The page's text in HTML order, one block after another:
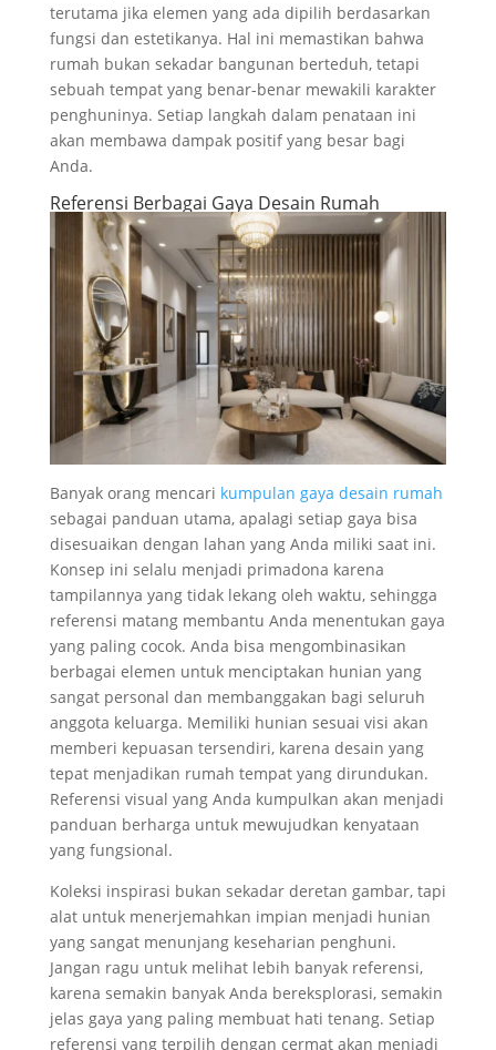
terutama jika elemen yang ada dipilih berdasarkan
fungsi dan estetikanya. Hal ini memastikan bahwa
rumah bukan sekadar bangunan berteduh, tetapi
sebuah tempat yang benar-benar mewakili karakter
penghuninya. Setiap langkah dalam penataan ini
akan membawa dampak positif yang besar bagi
Anda.
Referensi Berbagai Gaya Desain Rumah
Banyak orang mencari kumpulan gaya desain rumah
sebagai panduan utama, apalagi setiap gaya bisa
disesuaikan dengan lahan yang Anda miliki saat ini.
Konsep ini selalu menjadi primadona karena
tampilannya yang tidak lekang oleh waktu, sehingga
referensi matang membantu Anda menentukan gaya
yang paling cocok. Anda bisa mengombinasikan
berbagai elemen untuk menciptakan hunian yang
sangat personal dan membanggakan bagi seluruh
anggota keluarga. Memiliki hunian sesuai visi akan
memberi kepuasan tersendiri, karena desain yang
tepat menjadikan rumah tempat yang dirundukan.
Referensi visual yang Anda kumpulkan akan menjadi
panduan berharga untuk mewujudkan kenyataan
yang fungsional.
Koleksi inspirasi bukan sekadar deretan gambar, tapi
alat untuk menerjemahkan impian menjadi hunian
yang sangat menunjang keseharian penghuni.
Jangan ragu untuk melihat lebih banyak referensi,
karena semakin banyak Anda bereksplorasi, semakin
jelas gaya yang paling membuat hati tenang. Setiap
referensi yang terpilih dengan cermat akan menjadi